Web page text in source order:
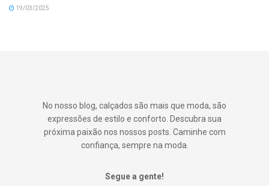
19/03/2025
No nosso blog, calçados são mais que moda, são
expressões de estilo e conforto. Descubra sua
próxima paixão nos nossos posts. Caminhe com
confiança, sempre na moda.
Segue a gente!